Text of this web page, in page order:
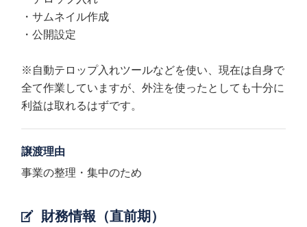
・サムネイル作成
・公開設定
※自動テロップ入れツールなどを使い、現在は自身で
全て作業していますが、外注を使ったとしても十分に
利益は取れるはずです。
譲渡理由
事業の整理・集中のため
財務情報（直前期）